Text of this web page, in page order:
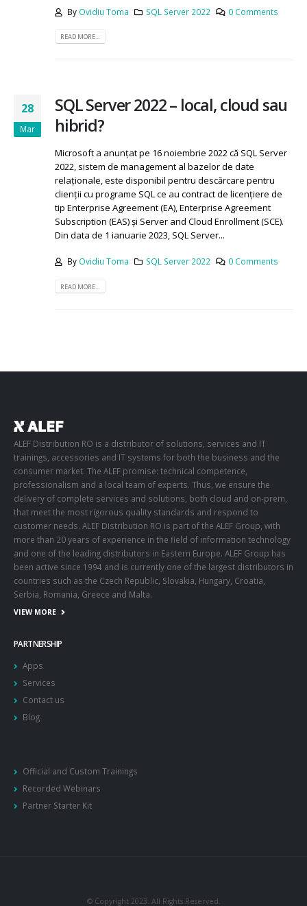
By SQL Server 2022
READ MORE...
28
Mar
SQL Server 2022 – local, cloud sau
hibrid?
Microsoft a anunțat pe 16 noiembrie 2022 că SQL Server
2022, sistem de management al bazelor de date
relaționale, este disponibil pentru descărcare pentru
clienții cu programe SQL ce au contract de licențiere de
tip Enterprise Agreement (EA), Enterprise Agreement
Subscription (EAS) și Server and Cloud Enrollment (SCE).
Din data de 1 ianuarie 2023, SQL Server...
By SQL Server 2022
READ MORE...
ALEF Distribution RO is a distributor of solutions, services and IT
trainings, accessories and IT systems for both the business and the
consumer market. The ALEF promise: technical competence,
professionalism and a local team of experts. Thus, we ensure the
delivery of complete services and solutions, both cloud and on-prem,
that meet the most rigorous quality standards and respond to
customer needs. ALEF Distribution RO is part of the ALEF Group, with
more than 20 years of experience in the field of information technology
and one of the leading distributors in Eastern Europe. ALEF Group has
been active since 1994 and is currently one of the largest distributors in
countries such as the Czech Republic, Slovakia, Hungary, Croatia,
Serbia, Romania, Greece and Malta.
Apps
Blog
Official and Custom Trainings